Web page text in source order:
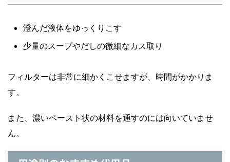
澄んだ液体をゆっくりこす
少量のスープやだしの微細なカス取り
フィルターは非常に細かくこせますが、時間がかかりま
す。
また、濃いペースト状の材料を通すのには向いていませ
ん。